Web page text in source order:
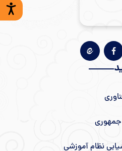
جمهوری
نظام آموزشی